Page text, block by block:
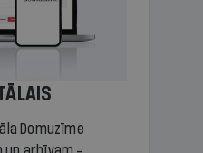
Domuzīme